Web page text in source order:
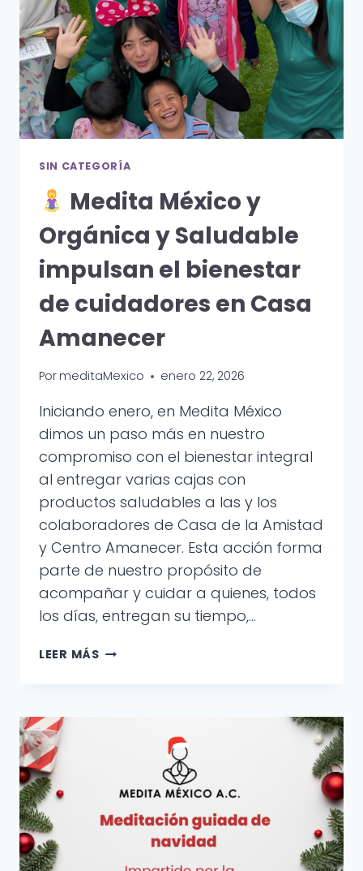
ALUMNOS
DEL
TEC
DE
MONTERREY
SIN CATEGORÍA
Medita México y
Orgánica y Saludable
impulsan el bienestar
de cuidadores en Casa
Amanecer
Por meditaMexico enero 22, 2026
Iniciando enero, en Medita México
dimos un paso más en nuestro
compromiso con el bienestar integral
al entregar varias cajas con
productos saludables a las y los
colaboradores de Casa de la Amistad
y Centro Amanecer. Esta acción forma
parte de nuestro propósito de
acompañar y cuidar a quienes, todos
los días, entregan su tiempo,…
LEER MÁS
SALUDABLE
IMPULSAN
BIENESTAR